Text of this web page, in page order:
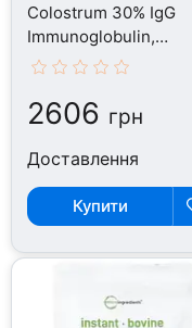
Colostrum 30% IgG
Immunoglobulin,
Колострум, 30 капсул
2606 грн
Доставлення
Купити